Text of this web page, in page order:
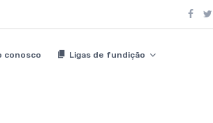
conosco Ligas de fundição